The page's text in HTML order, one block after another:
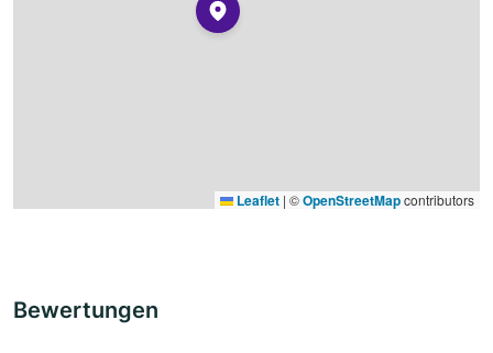
Leaflet | ©OpenStreetMapcontributors
Bewertungen